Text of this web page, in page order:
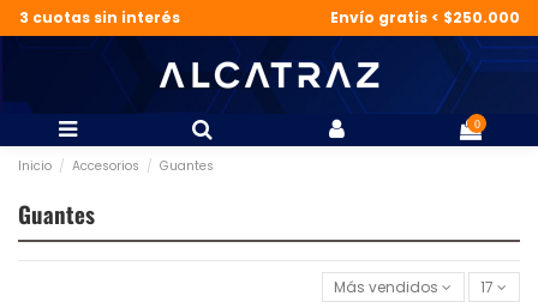
3 cuotas sin interés Envío gratis < $250.000
0
Inicio Accesorios Guantes
Guantes
Más vendidos 17